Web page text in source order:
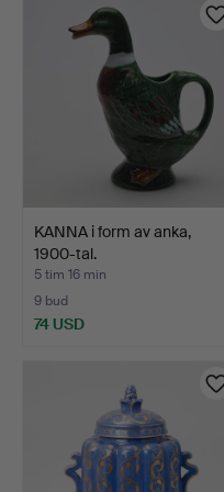
KANNA i form av anka,
1900-tal.
5 tim 16 min
9 bud
74 USD